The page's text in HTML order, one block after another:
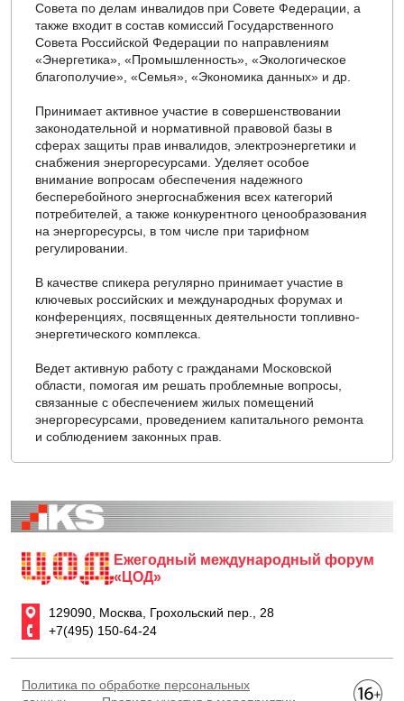
Совета по делам инвалидов при Совете Федерации, а
также входит в состав комиссий Государственного
Совета Российской Федерации по направлениям
«Энергетика», «Промышленность», «Экологическое
благополучие», «Семья», «Экономика данных» и др.
Принимает активное участие в совершенствовании
законодательной и нормативной правовой базы в
сферах защиты прав инвалидов, электроэнергетики и
снабжения энергоресурсами. Уделяет особое
внимание вопросам обеспечения надежного
бесперебойного энергоснабжения всех категорий
потребителей, а также конкурентного ценообразования
на энергоресурсы, в том числе при тарифном
регулировании.
В качестве спикера регулярно принимает участие в
ключевых российских и международных форумах и
конференциях, посвященных деятельности топливно-
энергетического комплекса.
Ведет активную работу с гражданами Московской
области, помогая им решать проблемные вопросы,
связанные с обеспечением жилых помещений
энергоресурсами, проведением капитального ремонта
и соблюдением законных прав.
Ежегодный международный форум
«ЦОД»
129090, Москва, Грохольский пер., 28
+7(495) 150-64-24
Политика по обработке персональных